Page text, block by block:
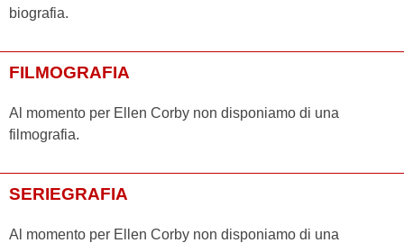
biografia.
FILMOGRAFIA
Al momento per Ellen Corby non disponiamo di una
filmografia.
SERIEGRAFIA
Al momento per Ellen Corby non disponiamo di una